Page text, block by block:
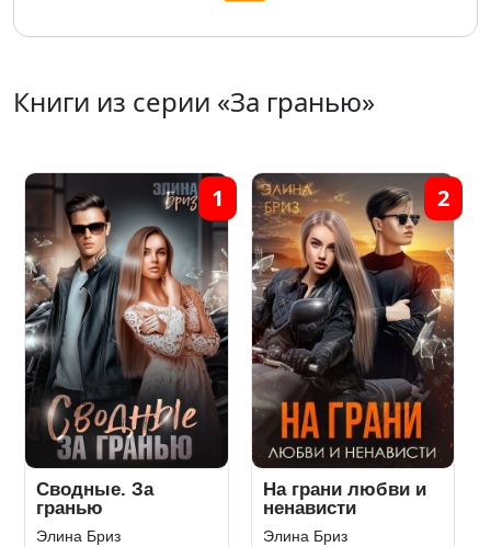
Книги из серии «За гранью»
Сводные. За
гранью
Элина Бриз
1
На грани любви и
ненависти
Элина Бриз
2